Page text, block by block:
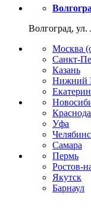
Волгоград,
Москва
Санкт-
Казань
Нижний
Уфа
Самара
Пермь
Ростов-
Якутск
Барнаул